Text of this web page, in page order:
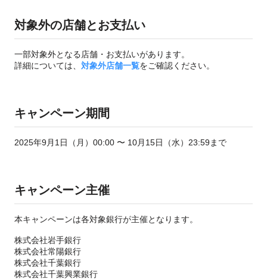
対象外の店舗とお支払い
一部対象外となる店舗・お支払いがあります。
詳細については、 対象外店舗一覧をご確認ください。
キャンペーン期間
2025年9月1日（月）00:00 〜 10月15日（水）23:59まで
キャンペーン主催
本キャンペーンは各対象銀行が主催となります。
株式会社岩手銀行
株式会社常陽銀行
株式会社千葉銀行
株式会社千葉興業銀行